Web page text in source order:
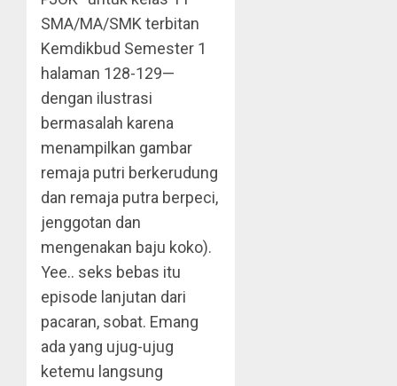
SMA/MA/SMK terbitan
Kemdikbud Semester 1
halaman 128-129—
dengan ilustrasi
bermasalah karena
menampilkan gambar
remaja putri berkerudung
dan remaja putra berpeci,
jenggotan dan
mengenakan baju koko).
Yee.. seks bebas itu
episode lanjutan dari
pacaran, sobat. Emang
ada yang ujug-ujug
ketemu langsung